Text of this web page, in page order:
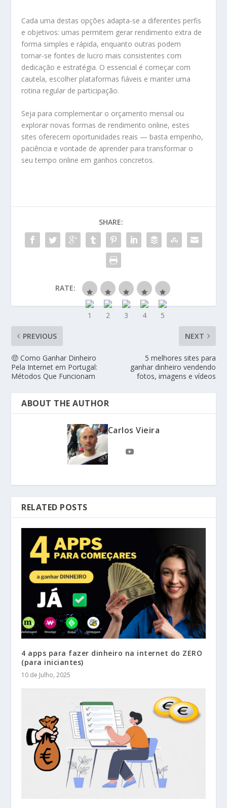
Cada uma destas opções adapta-se a diferentes perfis
e objetivos: umas permitem gerar rendimento extra de
forma simples e rápida, enquanto outras podem
tornar-se fontes de lucro mais consistentes com
dedicação e estratégia. O essencial é começar com
cautela, escolher plataformas fiáveis e manter uma
rotina regular de participação.
Seja para complementar o orçamento mensal ou
explorar novas formas de rendimento online, estes
sites oferecem oportunidades reais — basta empenho,
paciência e vontade de aprender para transformar o
seu tempo online em ganhos concretos.
SHARE:
RATE:
PREVIOUS
🤑 Como Ganhar Dinheiro
Pela Internet em Portugal:
Métodos Que Funcionam
NEXT
5 melhores sites para
ganhar dinheiro vendendo
fotos, imagens e vídeos
ABOUT THE AUTHOR
Carlos Vieira
RELATED POSTS
4 apps para fazer dinheiro na internet do ZERO
(para iniciantes)
10 de Julho, 2025